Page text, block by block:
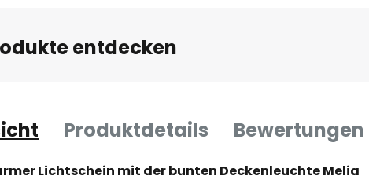
entdecken
Produktdetails Bewertungen
Lichtschein mit der bunten Deckenleuchte Melia